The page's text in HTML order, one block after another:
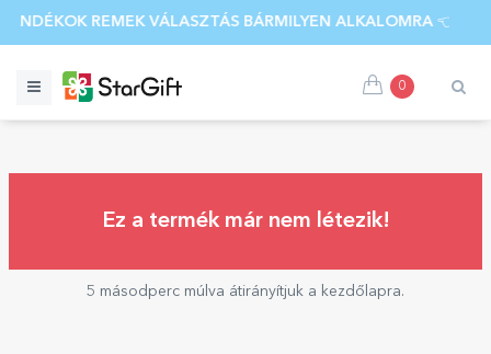
REMEK VÁLASZTÁS BÁRMILYEN ALKALOMRA 👈
0
Ez a termék már nem létezik!
5 másodperc múlva átirányítjuk a kezdőlapra.